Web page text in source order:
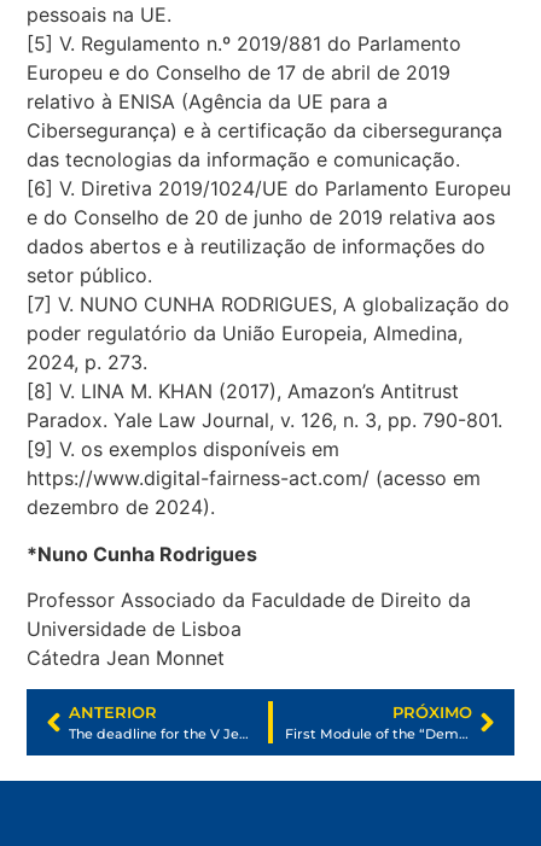
pessoais na UE.
[5] V. Regulamento n.º 2019/881 do Parlamento
Europeu e do Conselho de 17 de abril de 2019
relativo à ENISA (Agência da UE para a
Cibersegurança) e à certificação da cibersegurança
das tecnologias da informação e comunicação.
[6] V. Diretiva 2019/1024/UE do Parlamento Europeu
e do Conselho de 20 de junho de 2019 relativa aos
dados abertos e à reutilização de informações do
setor público.
[7] V. NUNO CUNHA RODRIGUES, A globalização do
poder regulatório da União Europeia, Almedina,
2024, p. 273.
[8] V. LINA M. KHAN (2017), Amazon’s Antitrust
Paradox. Yale Law Journal, v. 126, n. 3, pp. 790-801.
[9] V. os exemplos disponíveis em
https://www.digital-fairness-act.com/ (acesso em
dezembro de 2024).
*Nuno Cunha Rodrigues
Professor Associado da Faculdade de Direito da
Universidade de Lisboa
Cátedra Jean Monnet
ANTERIOR
The deadline for the V Jean Monnet Social Science Prize on topics related to “The globalisation of EU values and democracy” is approaching!
PRÓXIMO
First Module of the “Democracy Building in Latin America” Training Course Now Available!